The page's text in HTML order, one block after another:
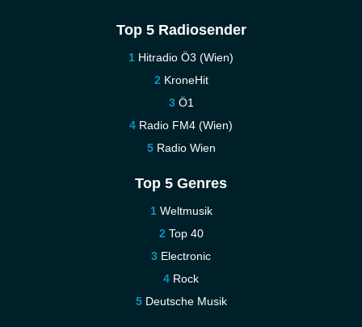
Top 5 Radiosender
Hitradio Ö3 (Wien)
KroneHit
Ö1
Radio FM4 (Wien)
Radio Wien
Top 5 Genres
Weltmusik
Top 40
Electronic
Rock
Deutsche Musik